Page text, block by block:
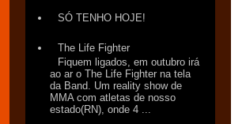
SÓ TENHO HOJE!
The Life Fighter
Fiquem ligados, em outubro irá
ao ar o The Life Fighter na tela
da Band. Um reality show de
MMA com atletas de nosso
estado(RN), onde 4 ...